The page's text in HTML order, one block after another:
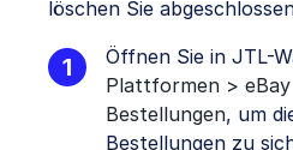
löschen Sie
Öffnen Sie in JTL-
Plattformen >
Bestellungen, um
Bestellungen zu